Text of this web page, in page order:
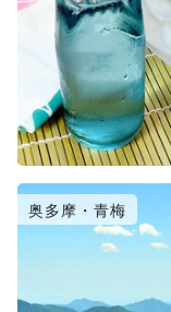
奥多摩・青梅